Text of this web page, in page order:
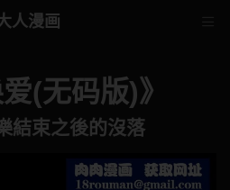
人漫画
(无码版)》
結束之後的沒落